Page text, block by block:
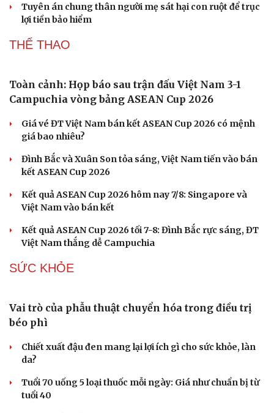
ảnh mới
Cặp đôi Tom Holland và Zendaya đã bí mật kết hôn tại
dinh thự ở Surrey?
Thực hư Lưu Hiểu Khánh bị tình cũ kém 38 tuổi vượt
ngàn cây số đến Bắc Kinh đòi nợ
Vì sao Marvel cần Tom Holland hơn bao giờ hết?
Điều gì khiến BLACKPINK trở thành biểu tượng của K-
pop sau 10 năm?
PHÁP LUẬT
Công an xử lý vụ bảo mẫu có hành vi bạo hành trẻ em tại
TP.HCM
Vua Quạt, Khánh Sky và Hồ Văn Khoa bị khởi tố
Án tử hình cho tội mua bán trái phép chất ma túy
Tuyên án chung thân người mẹ sát hại con ruột để trục